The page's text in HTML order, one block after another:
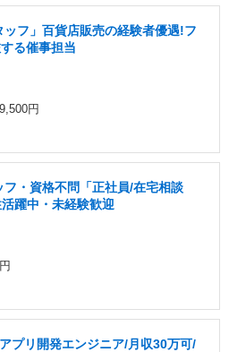
ッフ」百貨店販売の経験者優遇!フ
る催事担当
円
・資格不問「正社員/在宅相談
躍中・未経験歓迎
プリ開発エンジニア/月収30万可/